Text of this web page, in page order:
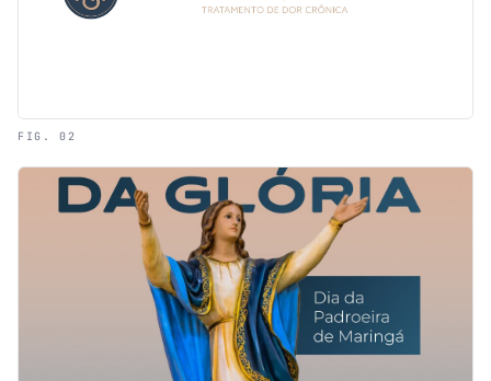
FIG. 02